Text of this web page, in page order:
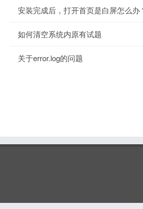
安装完成后，打开首页是白屏怎么办
如何清空系统内原有试题
关于error.log的问题